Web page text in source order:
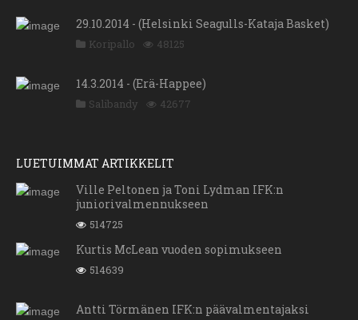
29.10.2014 - (Helsinki Seagulls-Kataja Basket)
Koripallo 48125
14.3.2014 - (Erä-Happee)
Salibandy 42677
LUETUIMMAT ARTIKKELIT
Ville Peltonen ja Toni Lydman IFK:n
juniorivalmennukseen
514725
Kurtis McLean vuoden sopimukseen
514639
Antti Törmänen IFK:n päävalmentajaksi